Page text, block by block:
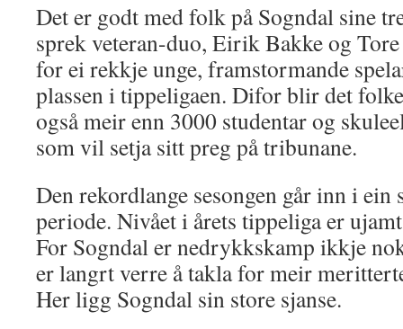
Det er godt med folk på Sogndal sine
sprek veteran-duo, Eirik Bakke og
for ei rekkje unge, framstormande
plassen i tippeligaen. Difor blir det
også meir enn 3000 studentar og
som vil setja sitt preg på tribunane.
Den rekordlange sesongen går inn i ein
periode. Nivået i årets tippeliga er
For Sogndal er nedrykkskamp ikkje
er langrt verre å takla for meir
Her ligg Sogndal sin store sjanse.